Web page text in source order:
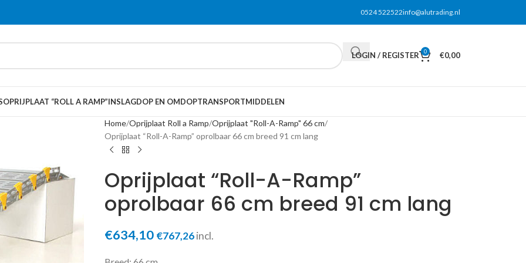
0524 522522info@alutrading.nl
LOGIN / REGISTER 0 €0,00
OPRIJPLAAT “ROLL A RAMP”INSLAGDOP EN OMDOPTRANSPORTMIDDELEN
Home Oprijplaat Roll a Ramp Oprijplaat "Roll-A-Ramp" 66 cm
Oprijplaat “Roll-A-Ramp” oprolbaar 66 cm breed 91 cm lang
Oprijplaat “Roll-A-Ramp”
oprolbaar 66 cm breed 91 cm lang
€634,10 €767,26incl.